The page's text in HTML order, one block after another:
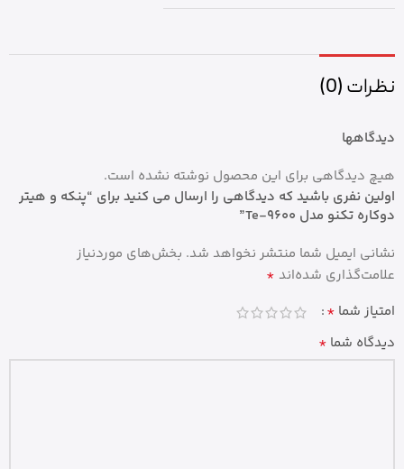
نظرات (0)
دیدگاهها
هیچ دیدگاهی برای این محصول نوشته نشده است.
اولین نفری باشید که دیدگاهی را ارسال می کنید برای “پنکه و هیتر
دوکاره تکنو مدل Te-9600”
نشانی ایمیل شما منتشر نخواهد شد. بخش‌های موردنیاز
علامت‌گذاری شده‌اند *
امتیاز شما *
دیدگاه شما *